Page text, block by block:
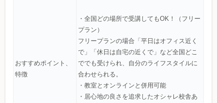
おすすめポイント、
特徴
・全国どの場所で受講してもOK！（フリー
プラン）
フリープランの場合「平日はオフィス近く
で」「休日は自宅の近くで」など全国どこ
ででも受けられ、自分のライフスタイルに
合わせられる。
・教室とオンラインと併用可能
・居心地の良さを追求したオシャレ校舎あ